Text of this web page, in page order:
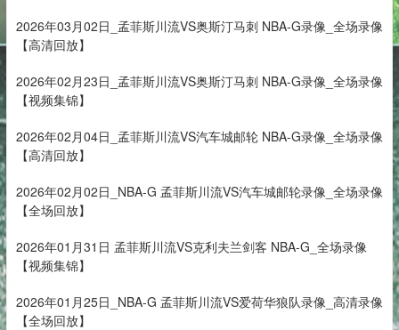
2026年03月02日_孟菲斯川流VS奥斯汀马刺 NBA-G录像_全场录像
【高清回放】
2026年02月23日_孟菲斯川流VS奥斯汀马刺 NBA-G录像_全场录像
【视频集锦】
2026年02月04日_孟菲斯川流VS汽车城邮轮 NBA-G录像_全场录像
【高清回放】
2026年02月02日_NBA-G 孟菲斯川流VS汽车城邮轮录像_全场录像
【全场回放】
2026年01月31日 孟菲斯川流VS克利夫兰剑客 NBA-G_全场录像
【视频集锦】
2026年01月25日_NBA-G 孟菲斯川流VS爱荷华狼队录像_高清录像
【全场回放】